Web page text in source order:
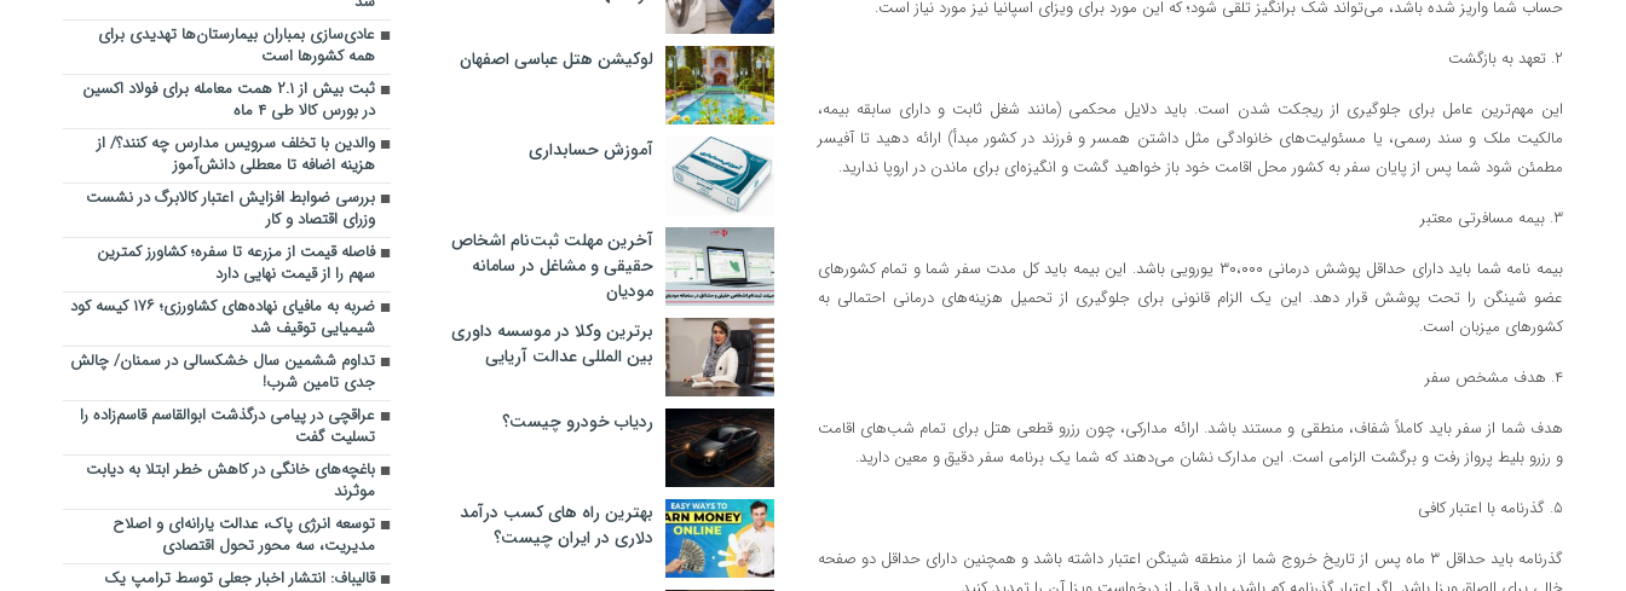
حساب شما واریز شده باشد، می‌تواند شک برانگیز تلقی شود؛ که این مورد برای ویزای اسپانیا نیز مورد نیاز است.
۲. تعهد به بازگشت
این مهم‌ترین عامل برای جلوگیری از ریجکت شدن است. باید دلایل محکمی (مانند شغل ثابت و دارای سابقه بیمه،
مالکیت ملک و سند رسمی، یا مسئولیت‌های خانوادگی مثل داشتن همسر و فرزند در کشور مبدأ) ارائه دهید تا آفیسر
مطمئن شود شما پس از پایان سفر به کشور محل اقامت خود باز خواهید گشت و انگیزه‌ای برای ماندن در اروپا ندارید.
۳. بیمه مسافرتی معتبر
بیمه نامه شما باید دارای حداقل پوشش درمانی ۳۰،۰۰۰ یورویی باشد. این بیمه باید کل مدت سفر شما و تمام کشور‌های
عضو شینگن را تحت پوشش قرار دهد. این یک الزام قانونی برای جلوگیری از تحمیل هزینه‌های درمانی احتمالی به
کشور‌های میزبان است.
۴. هدف مشخص سفر
هدف شما از سفر باید کاملاً شفاف، منطقی و مستند باشد. ارائه مدارکی، چون رزرو قطعی هتل برای تمام شب‌های اقامت
و رزرو بلیط پرواز رفت و برگشت الزامی است. این مدارک نشان می‌دهند که شما یک برنامه سفر دقیق و معین دارید.
۵. گذرنامه با اعتبار کافی
گذرنامه باید حداقل ۳ ماه پس از تاریخ خروج شما از منطقه شینگن اعتبار داشته باشد و همچنین دارای حداقل دو صفحه
لوکیشن هتل عباسی اصفهان
آموزش حسابداری
آخرین مهلت ثبت‌نام اشخاص
حقیقی و مشاغل در سامانه
مودیان
برترین وکلا در موسسه داوری
بین المللی عدالت آریایی
ردیاب خودرو چیست؟
بهترین راه های کسب درآمد
دلاری در ایران چیست؟
عادی‌سازی بمباران بیمارستان‌ها تهدیدی برای
همه کشورها است
ثبت بیش از ۲.۱ همت معامله برای فولاد اکسین
در بورس کالا طی ۴ ماه
والدین با تخلف سرویس مدارس چه کنند؟/ از
هزینه اضافه تا معطلی دانش‌آموز
بررسی ضوابط افزایش اعتبار کالابرگ در نشست
وزرای اقتصاد و کار
فاصله قیمت از مزرعه تا سفره؛ کشاورز کمترین
سهم را از قیمت نهایی دارد
ضربه ‌به مافیای نهاده‌های کشاورزی؛ ۱۷۶ کیسه کود
شیمیایی توقیف شد
تداوم ششمین سال خشکسالی در سمنان/ چالش‌
جدی‌ تامین شرب!
عراقچی در پیامی درگذشت ابوالقاسم قاسم‌زاده را
تسلیت گفت
باغچه‌های خانگی در کاهش خطر ابتلا به دیابت
موثرند
توسعه انرژی پاک، عدالت یارانه‌ای و اصلاح
مدیریت، سه محور تحول اقتصادی
قالیباف: انتشار اخبار جعلی توسط ترامپ یک